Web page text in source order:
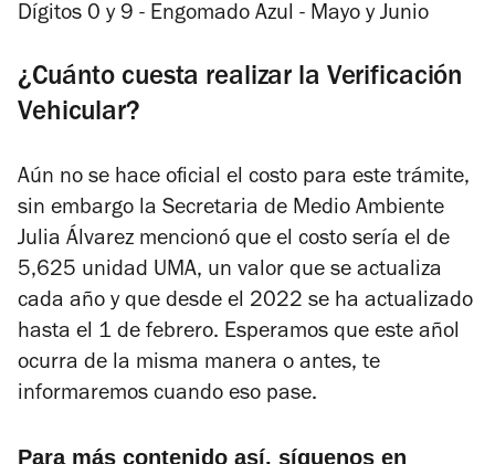
Dígitos 0 y 9 - Engomado Azul - Mayo y Junio
¿Cuánto cuesta realizar la Verificación
Vehicular?
Aún no se hace oficial el costo para este trámite,
sin embargo la Secretaria de Medio Ambiente
Julia Álvarez mencionó que el costo sería el de
5,625 unidad UMA, un valor que se actualiza
cada año y que desde el 2022 se ha actualizado
hasta el 1 de febrero. Esperamos que este añol
ocurra de la misma manera o antes, te
informaremos cuando eso pase.
Para más contenido así, síguenos en